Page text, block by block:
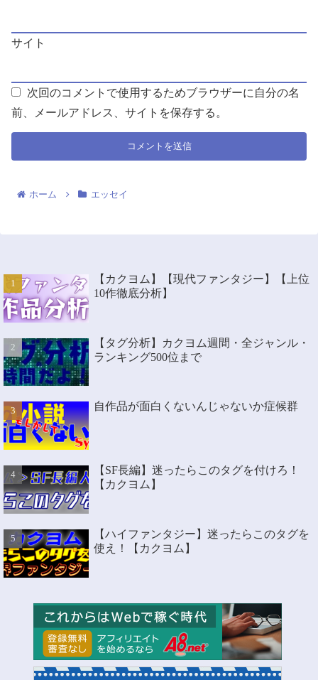
サイト
次回のコメントで使用するためブラウザーに自分の名
前、メールアドレス、サイトを保存する。
ホーム エッセイ
【カクヨム】【現代ファンタジー】【上位
10作徹底分析】
【タグ分析】カクヨム週間・全ジャンル・
ランキング500位まで
自作品が面白くないんじゃないか症候群
【SF長編】迷ったらこのタグを付けろ！
【カクヨム】
【ハイファンタジー】迷ったらこのタグを
使え！【カクヨム】